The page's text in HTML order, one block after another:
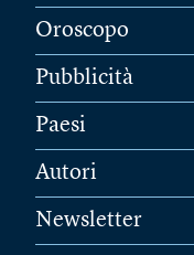
Oroscopo
Pubblicità
Paesi
Autori
Newsletter